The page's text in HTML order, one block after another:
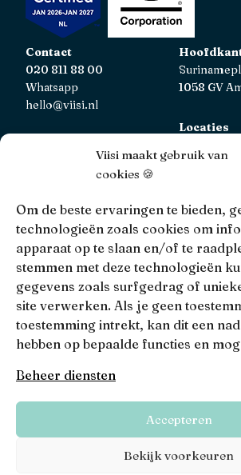
Viisi maakt gebruik van
cookies 🍪
Om de beste ervaringen te bieden,
technologieën zoals cookies om
apparaat op te slaan en/of te
stemmen met deze technologieën
gegevens zoals surfgedrag of
site verwerken. Als je geen
toestemming intrekt, kan dit een
hebben op bepaalde functies en
Beheer diensten
Accepteren
Bekijk voorkeuren
Contact
020 811 88 00
Whatsapp
hello@viisi.nl
1058 GV
Locaties
Viisi Hypotheken is geregistreerd bij de
Registratienummer: 12039833
KiFiD
Niet tevreden over onze interne
kun je terecht bijKiFiD.
• 4.9 •
Viisi © 2026
Algemene voorwaarden
Privacy, disclaimers en voorwaarden